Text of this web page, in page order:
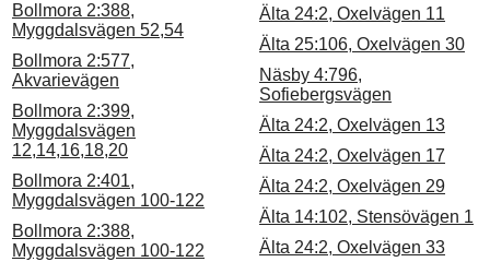
Bollmora 2:388,
Myggdalsvägen 52,54
Bollmora 2:577,
Akvarievägen
Bollmora 2:399,
Myggdalsvägen
12,14,16,18,20
Bollmora 2:401,
Myggdalsvägen 100-122
Bollmora 2:388,
Myggdalsvägen 100-122
Älta 24:2, Oxelvägen 11
Älta 25:106, Oxelvägen 30
Näsby 4:796,
Sofiebergsvägen
Älta 24:2, Oxelvägen 13
Älta 24:2, Oxelvägen 17
Älta 24:2, Oxelvägen 29
Älta 14:102, Stensövägen 1
Älta 24:2, Oxelvägen 33